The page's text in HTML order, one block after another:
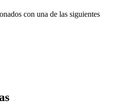
con una de las siguientes